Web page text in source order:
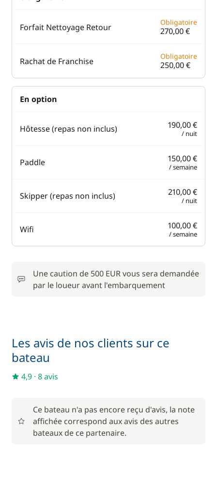
Forfait Nettoyage Retour Obligatoire
270,00 €
Rachat de Franchise Obligatoire
250,00 €
En option
Hôtesse (repas non inclus) 190,00 €
/ nuit
Paddle 150,00 €
/ semaine
Skipper (repas non inclus) 210,00 €
/ nuit
Wifi 100,00 €
/ semaine
Une caution de 500 EUR vous sera demandée
par le loueur avant l'embarquement
Les avis de nos clients sur ce
bateau
4,9 · 8 avis
Ce bateau n'a pas encore reçu d'avis, la note
affichée correspond aux avis des autres
bateaux de ce partenaire.